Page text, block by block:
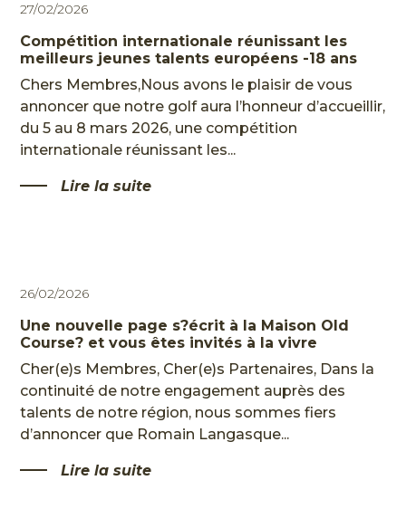
L'HISTOIRE
LES
PARCOURS
LE CENTRE DE PERFORMANCE
RESTAURANT & BAR
27/02/2026
Compétition internationale réunissant les
meilleurs jeunes talents européens -18 ans
Chers Membres,Nous avons le plaisir de vous
annoncer que notre golf aura l’honneur d’accueillir,
du 5 au 8 mars 2026, une compétition
internationale réunissant les...
Lire la suite
26/02/2026
Une nouvelle page s?écrit à la Maison Old
Course? et vous êtes invités à la vivre
Cher(e)s Membres, Cher(e)s Partenaires, Dans la
continuité de notre engagement auprès des
talents de notre région, nous sommes fiers
d’annoncer que Romain Langasque...
Lire la suite